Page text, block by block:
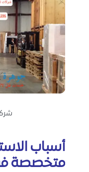
أسباب
متخصصة